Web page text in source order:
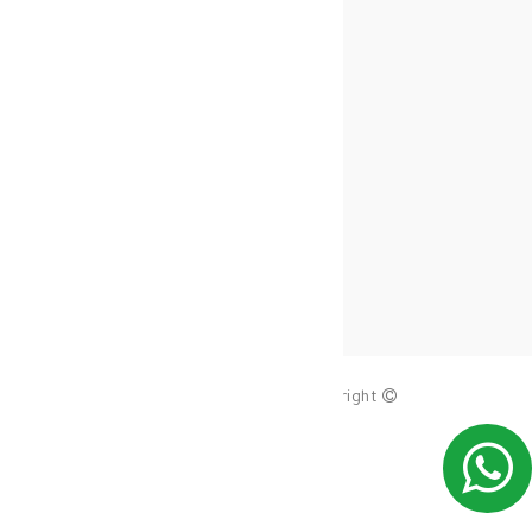
copy_right